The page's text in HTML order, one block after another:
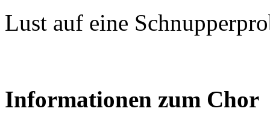
Lust auf eine
Informationen zum Chor